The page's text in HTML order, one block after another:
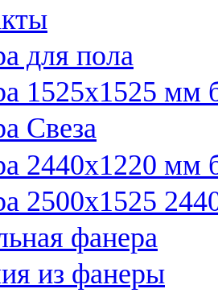
для пола
1525x1525 мм
Свеза
2440x1220 мм
2500x1525
фанера
из фанеры